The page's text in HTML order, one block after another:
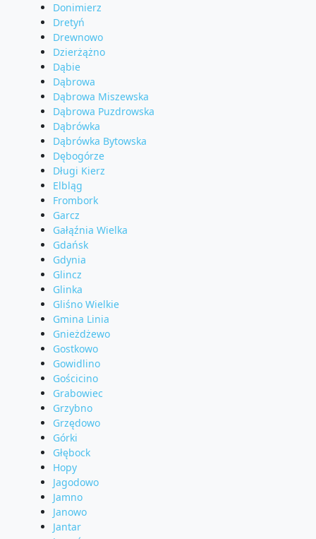
Donimierz
Dretyń
Drewnowo
Dzierżążno
Dąbie
Dąbrowa
Dąbrowa Miszewska
Dąbrowa Puzdrowska
Dąbrówka
Dąbrówka Bytowska
Dębogórze
Długi Kierz
Elbląg
Frombork
Garcz
Gałąźnia Wielka
Gdańsk
Gdynia
Glincz
Glinka
Gliśno Wielkie
Gmina Linia
Gnieżdżewo
Gostkowo
Gowidlino
Gościcino
Grabowiec
Grzybno
Grzędowo
Górki
Głębock
Hopy
Jagodowo
Jamno
Janowo
Jantar